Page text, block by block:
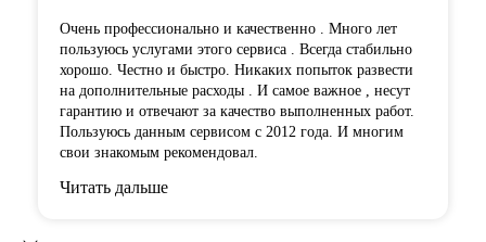
Очень профессионально и качественно . Много лет
пользуюсь услугами этого сервиса . Всегда стабильно
хорошо. Честно и быстро. Никаких попыток развести
на дополнительные расходы . И самое важное , несут
гарантию и отвечают за качество выполненных работ.
Пользуюсь данным сервисом с 2012 года. И многим
свои знакомым рекомендовал.
Читать дальше